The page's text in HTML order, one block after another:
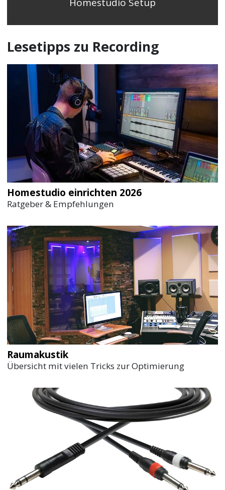
Lesetipps zu Recording
Homestudio einrichten 2026
Ratgeber & Empfehlungen
Raumakustik
Übersicht mit vielen Tricks zur Optimierung